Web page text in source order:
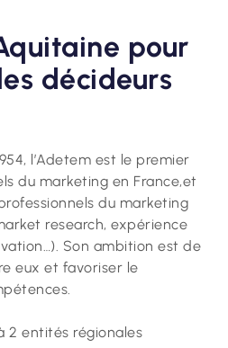
pour
décideurs
l’Adetem est le premier
du marketing en France,et
du marketing
research, expérience
Son ambition est de
eux et favoriser le
2 entités régionales